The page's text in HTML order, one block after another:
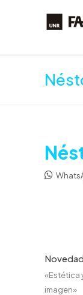
«Estética
imagen»